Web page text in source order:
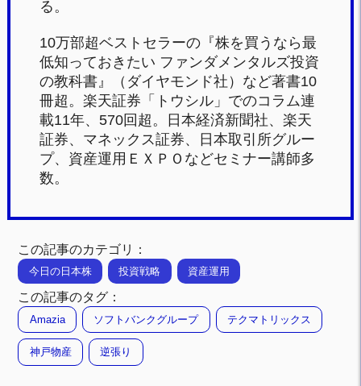
る。
10万部超ベストセラーの『株を買うなら最
低知っておきたい ファンダメンタルズ投資
の教科書』（ダイヤモンド社）など著書10
冊超。楽天証券「トウシル」でのコラム連
載11年、570回超。日本経済新聞社、楽天
証券、マネックス証券、日本取引所グルー
プ、資産運用ＥＸＰＯなどセミナー講師多
数。
この記事のカテゴリ：
今日の日本株 投資戦略 資産運用
この記事のタグ：
Amazia ソフトバンクグループ テクマトリックス
神戸物産 逆張り